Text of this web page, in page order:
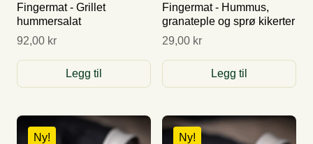
Fingermat - Grillet
hummersalat
92,00 kr
Legg til
Fingermat - Hummus,
granateple og sprø kikerter
29,00 kr
Legg til
Ny! Ny!